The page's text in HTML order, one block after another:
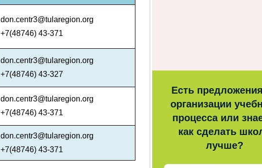
don.centr3@tularegion.org
+7(48746) 43-371
don.centr3@tularegion.org
+7(48746) 43-327
don.centr3@tularegion.org
+7(48746) 43-371
don.centr3@tularegion.org
+7(48746) 43-371
Есть
организации
процесса или
как сделать
лучше?